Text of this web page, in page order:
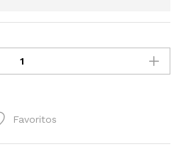
Favoritos